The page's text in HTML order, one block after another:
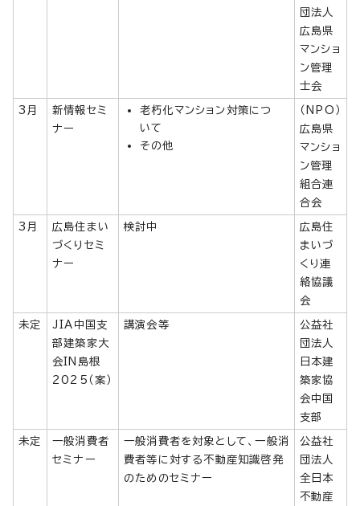
団法人
広島県
マンショ
ン管理
士会
3月
新情報セミ
ナー
老朽化マンション対策につ
いて
その他
（NPO）
広島県
マンショ
ン管理
組合連
合会
3月
広島住まい
づくりセミ
ナー
検討中
広島住
まいづ
くり連
絡協議
会
未定
JIA中国支
部建築家大
会IN島根
2025（案）
講演会等
公益社
団法人
日本建
築家協
会中国
支部
未定
一般消費者
セミナー
一般消費者を対象として、一般消
費者等に対する不動産知識啓発
のためのセミナー
公益社
団法人
全日本
不動産